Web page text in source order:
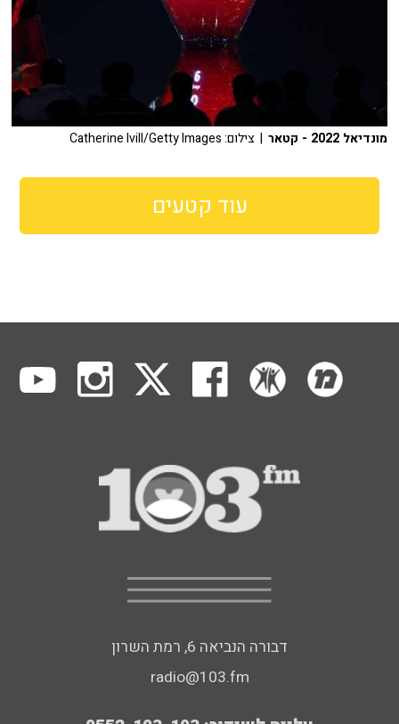
מונדיאל 2022 - קטאר | צילום: Catherine Ivill/Getty Images
עוד קטעים
דבורה הנביאה 6, רמת השרון
radio@103.fm